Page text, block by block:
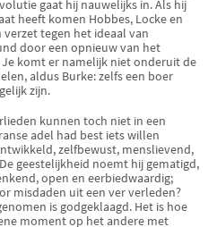
gaat hij nauwelijks in. Als hij
heeft komen Hobbes, Locke en
verzet tegen het ideaal van
door een opnieuw van het
komt er namelijk niet onderuit de
aldus Burke: zelfs een boer
zijn.
kunnen toch niet in een
adel had best iets willen
zelfbewust, menslievend,
geestelijkheid noemt hij gematigd,
open en eerbiedwaardig;
misdaden uit een ver verleden?
is godgeklaagd. Het is hoe
moment op het andere met